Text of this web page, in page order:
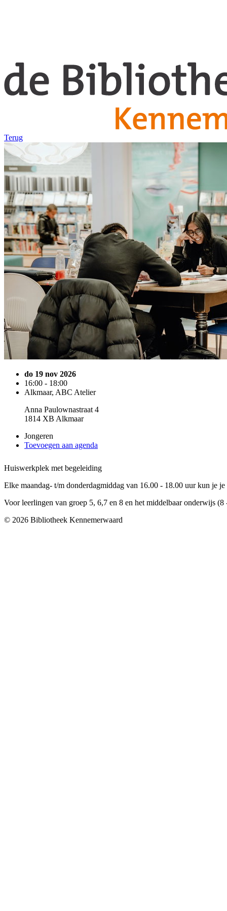
Terug
do 19 nov 2026
16:00 - 18:00
Alkmaar, ABC Atelier
Anna Paulownastraat 4
1814 XB Alkmaar
Jongeren
Toevoegen aan agenda
Huiswerkplek met begeleiding
Elke maandag- t/m donderdagmiddag van 16.00 - 18.00 uur kun je
Voor leerlingen van groep 5, 6,7 en 8 en het middelbaar onderwijs (8
© 2026 Bibliotheek Kennemerwaard